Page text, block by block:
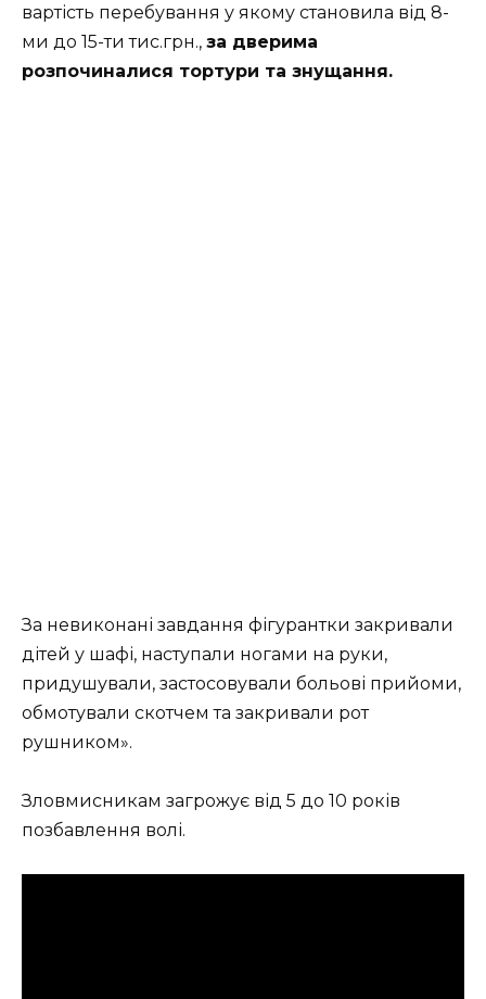
вартість перебування у якому становила від 8-
ми до 15-ти тис.грн., за дверима
розпочиналися тортури та знущання.
За невиконані завдання фігурантки закривали
дітей у шафі, наступали ногами на руки,
придушували, застосовували больові прийоми,
обмотували скотчем та закривали рот
рушником».
Зловмисникам загрожує від 5 до 10 років
позбавлення волі.